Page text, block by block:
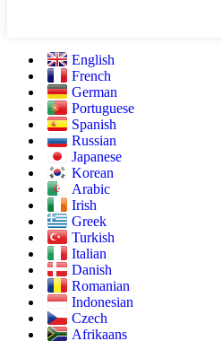
English
French
German
Portuguese
Spanish
Russian
Japanese
Korean
Arabic
Irish
Greek
Turkish
Italian
Danish
Romanian
Indonesian
Czech
Afrikaans